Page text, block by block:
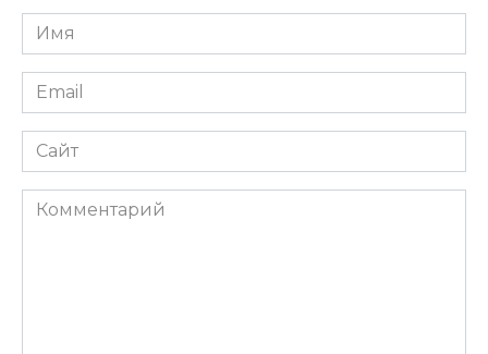
Имя
*
Email
*
Сайт
Комментарий